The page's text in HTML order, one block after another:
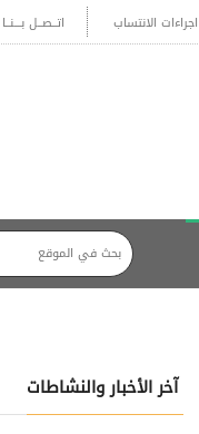
اجراءات الانتساب اتــصــل بـــنــا
آخر الأخبار والنشاطات